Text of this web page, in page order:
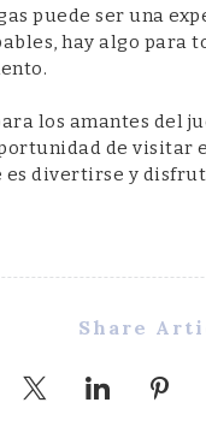
puede ser una
hay algo para
los amantes del
de visitar
divertirse y
Share